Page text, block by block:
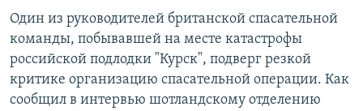
СОЦИАЛЬНЫЕ СЕТИ
Один из руководителей британской спасательной
команды, побывавшей на месте катастрофы
российской подлодки "Курск", подверг резкой
критике организацию спасательной операции. Как
сообщил в интервью шотландскому отделению